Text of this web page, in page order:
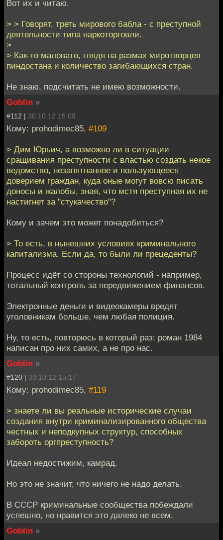
Вот их и читаю.
> > Говорят, треть мирового бабла - с преступной
деятельности типа наркоторговли.
>
> Как-то маловато, глядя на размах миротворцев
пиндостана и количество загибающихся стран.
Не знаю, подсчитать не имею возможности.
Goblin »
#112 | 30.10.12 15:09
Кому: prohodimec85, #109
> Дим Юрьич, а возможно ли в ситуации
сращивания преступности с властью создать некое
ведомство, незапятнанное и пользующееся
доверием граждан, куда оные могут вовсю писать
доносы и жалобы, зная, что мстя преступная их не
настигнет за "стукачество"?
Кому и зачем это может понадобиться?
> То есть, в нынешних условиях криминального
капитализма. Если да, то были ли прецеденты?
Процесс идёт со стороны технологий - например,
тотальный контроль за передвижением финансов.
Электронные деньги и видеокамеры вредят
уголовникам больше, чем любая полиция.
Ну, то есть, повторюсь в который раз: роман 1984
написан про них самих, а не про нас.
Goblin »
#120 | 30.10.12 15:17
Кому: prohodimec85, #119
> знаете ли вы реальные исторические случаи
создания внутри криминализированного общества
честных и неподкупных структур, способных
забороть оргпреступность?
Идеал недостижим, камрад.
Но это не значит, что ничего не надо делать.
В СССР криминальные сообщества побеждали
успешно, но нравится это далеко не всем.
Goblin »